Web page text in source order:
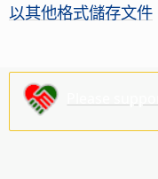
以其他格式儲存文件